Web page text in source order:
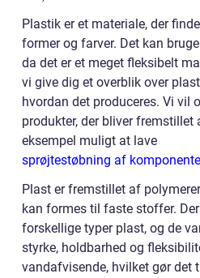
Plastik er et materiale, der
former og farver. Det kan
da det er et meget fleksibelt
vi give dig et overblik over
hvordan det produceres. Vi vil
produkter, der bliver fremstillet
eksempel muligt at lave
sprøjtestøbning af
Plast er fremstillet af
kan formes til faste stoffer.
forskellige typer plast, og de
styrke, holdbarhed og
vandafvisende, hvilket gør det